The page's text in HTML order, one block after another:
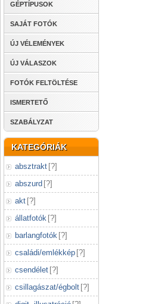
GÉPTÍPUSOK
SAJÁT FOTÓK
ÚJ VÉLEMÉNYEK
ÚJ VÁLASZOK
FOTÓK FELTÖLTÉSE
ISMERTETŐ
SZABÁLYZAT
KATEGÓRIÁK
absztrakt [?]
abszurd [?]
akt [?]
állatfotók [?]
barlangfotók [?]
családi/emlékkép [?]
csendélet [?]
csillagászat/égbolt [?]